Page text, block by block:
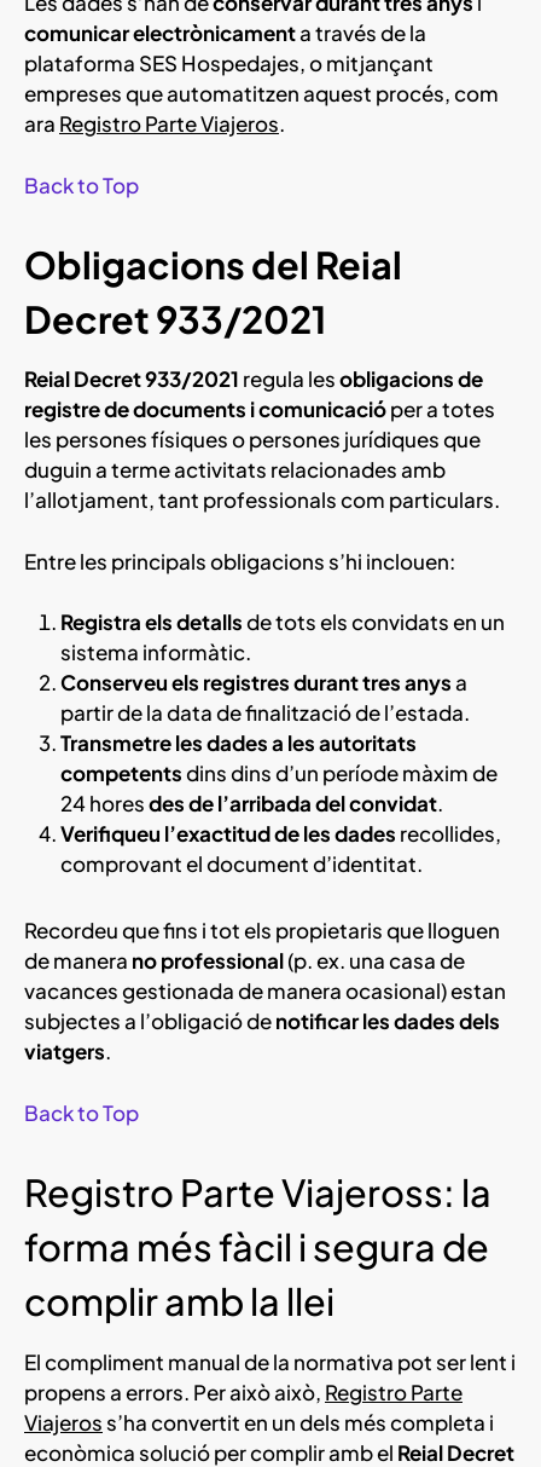
comunicar electrònicamenta través de la
plataforma SES Hospedajes, o mitjançant
empreses que automatitzen aquest procés, com
ara Registro Parte Viajeros.
Back to Top
Obligacions del Reial
Decret 933/2021
Reial Decret 933/2021 regula lesobligacions de
registre de documents i comunicacióper a totes
les persones físiques o persones jurídiques que
duguin a terme activitats relacionades amb
l’allotjament, tant professionals com particulars.
Entre les principals obligacions s’hi inclouen:
Registra els detallsde tots els convidats en un
sistema informàtic.
Conserveu els registres durant tres anysa
partir de la data de finalització de l’estada.
Transmetre les dades a les autoritats
competentsdins dins d’un període màxim de
24 horesdes de l’arribada del convidat.
Verifiqueu l’exactitud de les dades recollides,
comprovant el document d’identitat.
Recordeu que fins i tot els propietaris que lloguen
de manera no professional(p. ex. una casa de
vacances gestionada de manera ocasional) estan
subjectes a l’obligació denotificar les dades dels
viatgers.
Back to Top
Registro Parte Viajeross: la
forma més fàcil i segura de
complir amb la llei
El compliment manual de la normativa pot ser lent i
propens a errors. Per això això, Registro Parte
Viajeross’ha convertit en un dels més completa i
econòmica solució per complir amb el Reial Decret